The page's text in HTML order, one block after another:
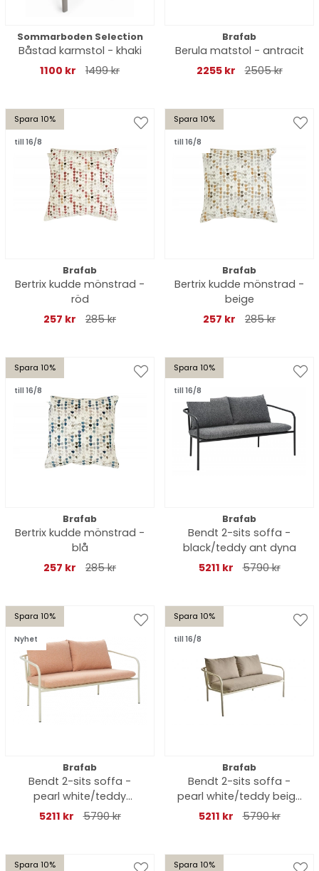
Sommarboden Selection
Båstad karmstol - khaki
1100 kr
1499 kr
Brafab
Berula matstol - antracit
2255 kr
2505 kr
Spara 10%
till 16/8
Brafab
Bertrix kudde mönstrad -
röd
257 kr
285 kr
Spara 10%
till 16/8
Brafab
Bertrix kudde mönstrad -
beige
257 kr
285 kr
Spara 10%
till 16/8
Brafab
Bertrix kudde mönstrad -
blå
257 kr
285 kr
Spara 10%
till 16/8
Brafab
Bendt 2-sits soffa -
black/teddy ant dyna
5211 kr
5790 kr
Spara 10%
Nyhet
Brafab
Bendt 2-sits soffa -
pearl white/teddy
orange dyna
5211 kr 5790 kr
Spara 10%
till 16/8
Brafab
Bendt 2-sits soffa -
pearl white/teddy beige
dyna
5211 kr 5790 kr
Spara 10% Spara 10%